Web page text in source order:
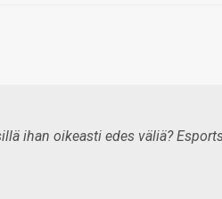
ihan oikeasti edes väliä?